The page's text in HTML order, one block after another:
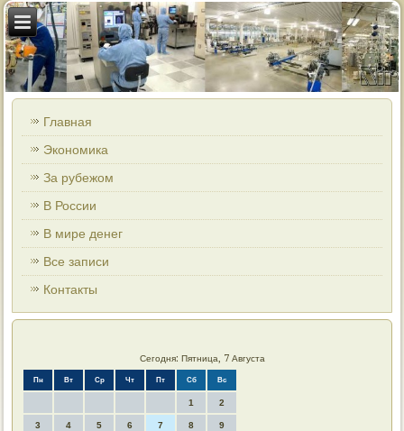
Главная
Экономика
За рубежом
В России
В мире денег
Все записи
Контакты
Сегодня: Пятница, 7 Августа
Пн Вт Ср Чт Пт Сб Вс
1 2
3 4 5 6 7 8 9